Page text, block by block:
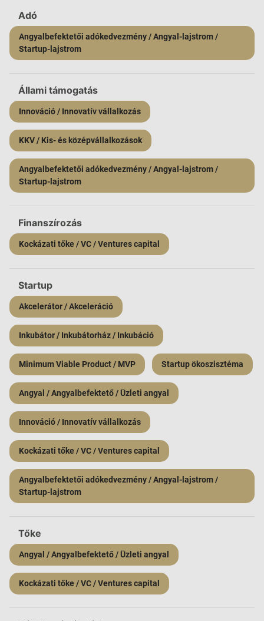
Adó
Angyalbefektetői adókedvezmény / Angyal-lajstrom /
Startup-lajstrom
Állami támogatás
Innováció / Innovatív vállalkozás
KKV / Kis- és középvállalkozások
Angyalbefektetői adókedvezmény / Angyal-lajstrom /
Startup-lajstrom
Finanszírozás
Kockázati tőke / VC / Ventures capital
Startup
Akcelerátor / Akceleráció
Inkubátor / Inkubátorház / Inkubáció
Minimum Viable Product / MVP Startup ökoszisztéma
Angyal / Angyalbefektető / Üzleti angyal
Innováció / Innovatív vállalkozás
Kockázati tőke / VC / Ventures capital
Angyalbefektetői adókedvezmény / Angyal-lajstrom /
Startup-lajstrom
Tőke
Angyal / Angyalbefektető / Üzleti angyal
Kockázati tőke / VC / Ventures capital